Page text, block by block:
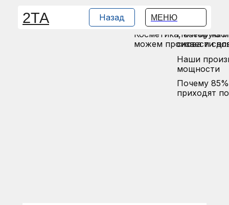
МЕНЮ
2ТА Назад
Полный цикл
производства
Косметика, которую
можем произвести
Почему нас
снова и
О нас:
делают
Наши
мощности
Почему
приходят